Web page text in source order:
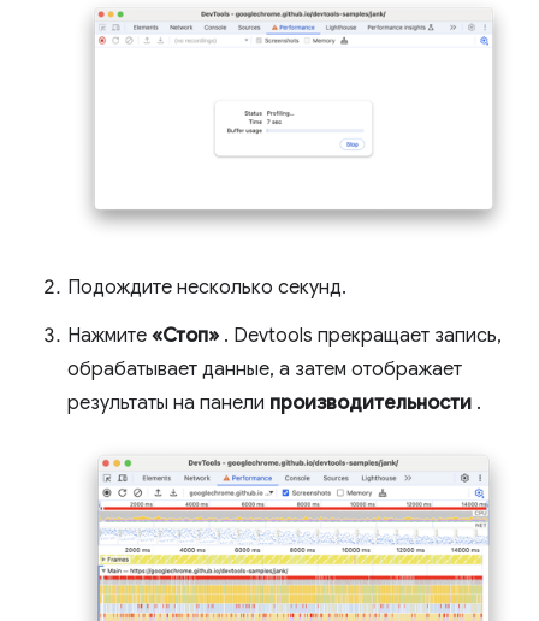
Подождите несколько секунд.
Нажмите «Стоп» . Devtools прекращает запись,
обрабатывает данные, а затем отображает
результаты на панели производительности .